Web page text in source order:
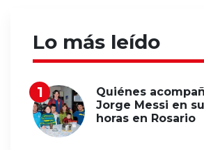
Lo más leído
Quiénes
Jorge Messi en
horas en Rosario